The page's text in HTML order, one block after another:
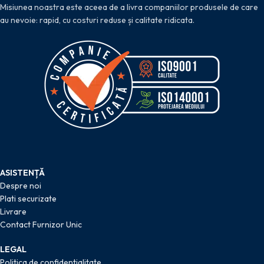
Misiunea noastra este aceea de a livra companiilor produsele de care
au nevoie: rapid, cu costuri reduse și calitate ridicata.
ASISTENȚĂ
Despre noi
Plati securizate
Livrare
Contact Furnizor Unic
LEGAL